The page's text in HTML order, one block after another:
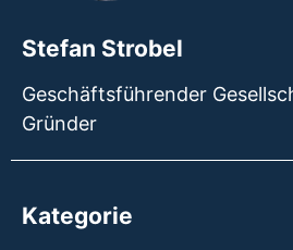
Stefan Strobel
Geschäftsführender
Gründer
Kategorie